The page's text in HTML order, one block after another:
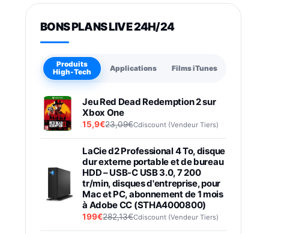
BONS PLANS LIVE 24H/24
Produits
High-Tech
Applications Films iTunes
Jeu Red Dead Redemption 2 sur
Xbox One
15,9€23,09€Cdiscount (Vendeur Tiers)
LaCie d2 Professional 4 To, disque
dur externe portable et de bureau
HDD – USB-C USB 3.0, 7 200
tr/min, disques d'entreprise, pour
Mac et PC, abonnement de 1 mois
à Adobe CC (STHA4000800)
199€282,13€Cdiscount (Vendeur Tiers)